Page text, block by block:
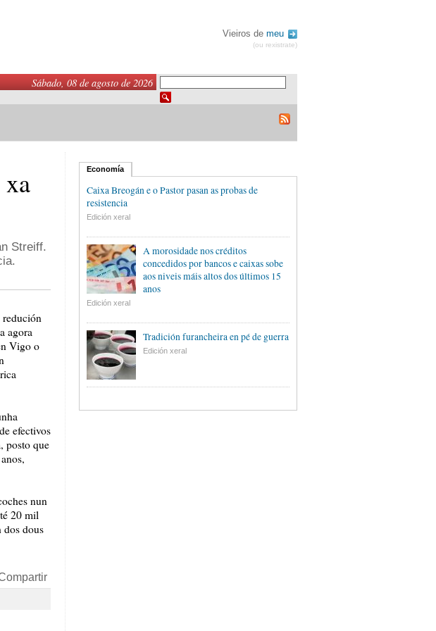
Vieiros de meu
(ou rexistrate)
Sábado, 08 de agosto de 2026
Streiff.
redución
agora
Vigo o
efectivos
posto que
nun
20 mil
dos dous
Economía
Caixa Breogán e o Pastor pasan as probas de
resistencia
Edición xeral
A morosidade nos créditos
concedidos por bancos e caixas sobe
aos niveis máis altos dos últimos 15
anos
Edición xeral
Tradición furancheira en pé de guerra
Edición xeral